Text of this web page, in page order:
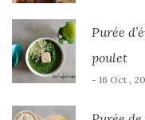
Purée
poulet
- 16 Oct ,